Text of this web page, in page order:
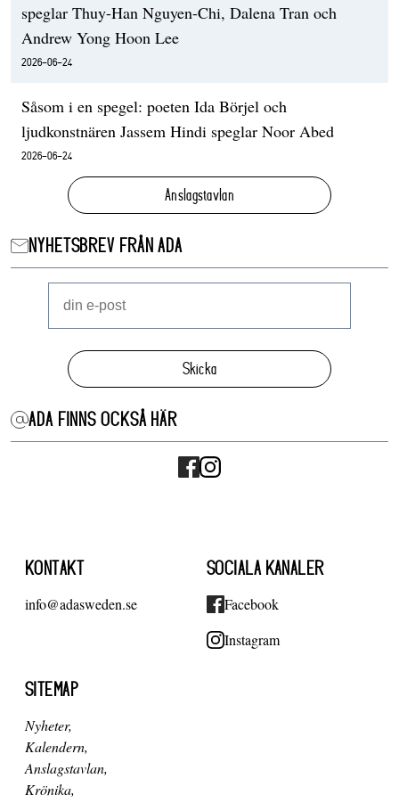
speglar Thuy-Han Nguyen-Chi, Dalena Tran och
Andrew Yong Hoon Lee
2026-06-24
Såsom i en spegel: poeten Ida Börjel och
ljudkonstnären Jassem Hindi speglar Noor Abed
2026-06-24
Anslagstavlan
NYHETSBREV FRÅN ADA
Skicka
ADA FINNS OCKSÅ HÄR
KONTAKT
info@adasweden.se
SOCIALA KANALER
Facebook
Instagram
SITEMAP
Nyheter
Kalendern
Anslagstavlan
Krönika